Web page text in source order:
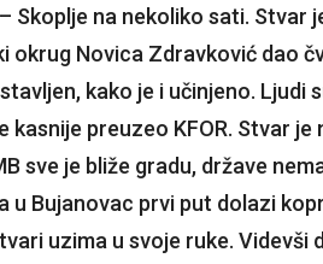
Skoplje na nekoliko sati. Stvar
okrug Novica Zdravković dao
kako je i učinjeno. Ljudi
kasnije preuzeo KFOR. Stvar je
sve je bliže gradu, države
u Bujanovac prvi put dolazi
uzima u svoje ruke. Videvši